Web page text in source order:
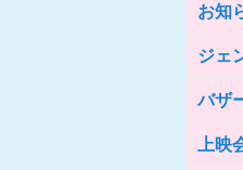
お知
ジェ
バザ
上映